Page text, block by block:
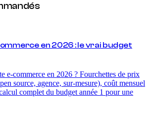
en 2026 : le vrai budget
e-commerce en 2026 ? Fourchettes de prix
source, agence, sur-mesure), coût mensuel
complet du budget année 1 pour une